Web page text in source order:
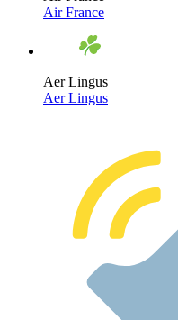
Air France
Aer Lingus
Aer Lingus